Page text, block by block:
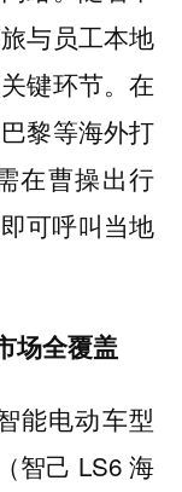
与员工本地
键环节。在
黎等海外打
在曹操出行
可呼叫当地
场全覆盖
能电动车型
智己 LS6 海